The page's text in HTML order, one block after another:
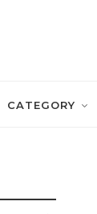
CATEGORY